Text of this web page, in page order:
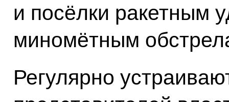
и посёлки ракетным
миномётным
Регулярно